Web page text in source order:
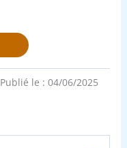
Publié le : 04/06/2025